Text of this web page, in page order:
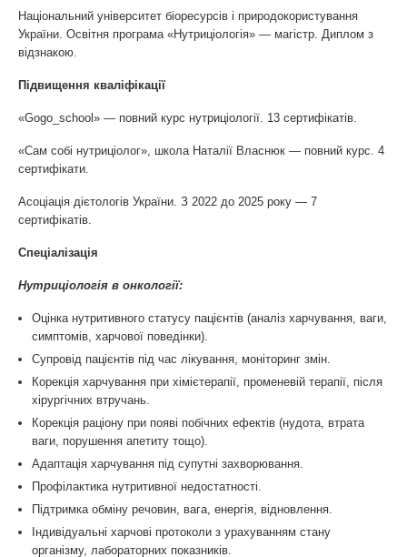
Національний університет біоресурсів і природокористування
України. Освітня програма «Нутриціологія» — магістр. Диплом з
відзнакою.
Підвищення кваліфікації
«Gogo_school» — повний курс нутриціології. 13 сертифікатів.
«Сам собі нутриціолог», школа Наталії Власнюк — повний курс. 4
сертифікати.
Асоціація дієтологів України. З 2022 до 2025 року — 7
сертифікатів.
Спеціалізація
Нутриціологія в онкології:
Оцінка нутритивного статусу пацієнтів (аналіз харчування, ваги,
симптомів, харчової поведінки).
Супровід пацієнтів під час лікування, моніторинг змін.
Корекція харчування при хімієтерапії, променевій терапії, після
хірургічних втручань.
Корекція раціону при появі побічних ефектів (нудота, втрата
ваги, порушення апетиту тощо).
Адаптація харчування під супутні захворювання.
Профілактика нутритивної недостатності.
Підтримка обміну речовин, вага, енергія, відновлення.
Індивідуальні харчові протоколи з урахуванням стану
організму, лабораторних показників.